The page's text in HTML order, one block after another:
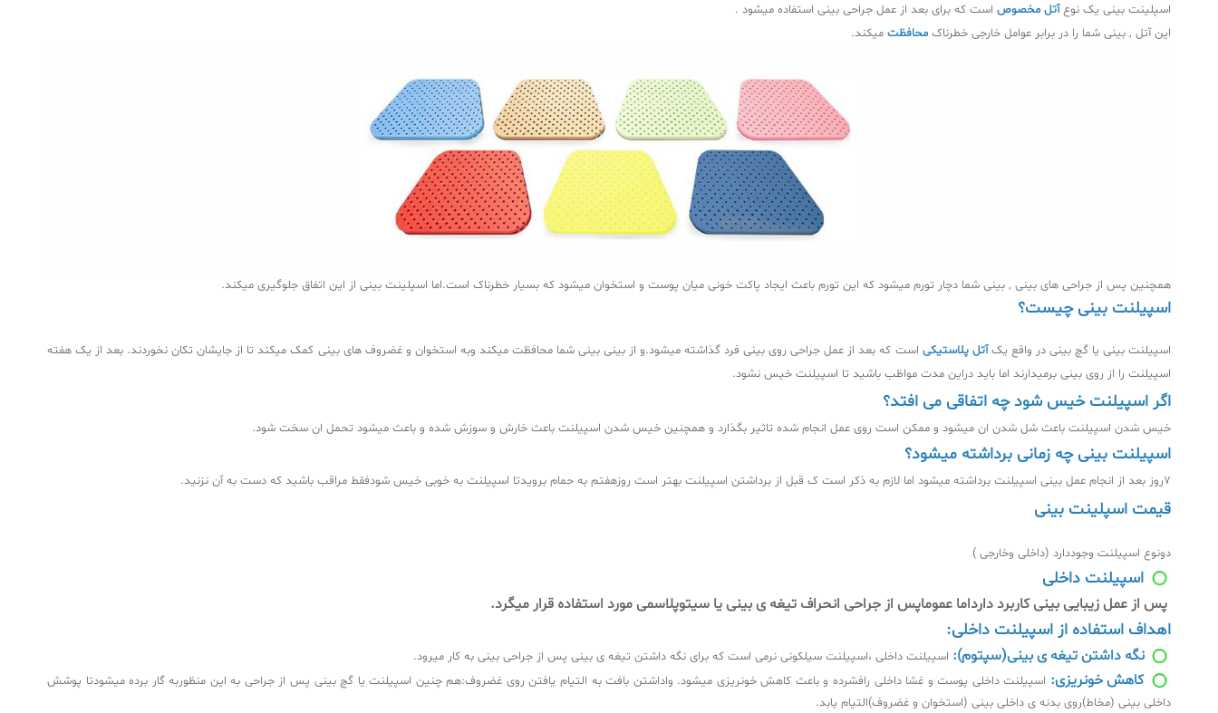
اسپلینت بینی یک نوعآتل مخصوص است که برای بعد از عمل جراحی بینی استفاده میشود .
این آتل , بینی شما را در برابر عوامل خارجی خطرناکمحافظت میکند.
همچنین پس از جراحی های بینی , بینی شما دچار تورم میشود که این تورم باعث ایجاد پاکت خونی میان پوست و استخوان میشود که بسیار خطرناک است.اما اسپلینت بینی از این اتفاق جلوگیری میکند.
اسپیلنت بینی چیست؟
اسپیلنت بینی یا گچ بینی در واقع یکآتل پلاستیکی است که بعد از عمل جراحی روی بینی فرد گذاشته میشود.و از بینی بینی شما محافظت میکند وبه استخوان و غضروف های بینی کمک میکند تا از جایشان تکان نخوردند. بعد از یک هفته
اسپیلنت را از روی بینی برمیدارند اما باید دراین مدت مواظب باشید تا اسپیلنت خیس نشود.
اگر اسپیلنت خیس شود چه اتفاقی می افتد؟
خیس شدن اسپیلنت باعث شل شدن ان میشود و ممکن است روی عمل انجام شده تاثیر بگذارد و همچنین خیس شدن اسپیلنت باعث خارش و سوزش شده و باعث میشود تحمل ان سخت شود.
اسپیلنت بینی چه زمانی برداشته میشود؟
۷روز بعد از انجام عمل بینی اسپیلنت برداشته میشود اما لازم به ذکر است ک قبل از برداشتن اسپیلنت بهتر است روزهفتم به حمام برویدتا اسپیلنت به خوبی خیس شودفقط مراقب باشید که دست به آن نزنید.
قیمت اسپلینت بینی
دونوع اسپیلنت وجوددارد (داخلی وخارجی )
اسپیلنت داخلی
پس از عمل زیبایی بینی کاربرد دارداما عموماپس از جراحی انحراف تیغه ی بینی یا سیتوپلاسمی مورد استفاده قرار میگرد.
اهداف استفاده از اسپیلنت داخلی:
نگه داشتن تیغه ی بینی(سپتوم): اسپیلنت داخلی ،اسپیلنت سیلکونی نرمی است که برای نگه داشتن تیغه ی بینی پس از جراحی بینی به کار میرود.
کاهش خونریزی: اسپیلنت داخلی پوست و غشا داخلی رافشرده و باعث کاهش خونریزی میشود. واداشتن بافت به التیام یافتن روی غضروف:هم چنین اسپیلنت یا گچ بینی پس از جراحی به این منظوربه گار برده میشودتا پوشش
داخلی بینی (مخاط)روی بدنه ی داخلی بینی (استخوان و غضروف)التیام یابد.